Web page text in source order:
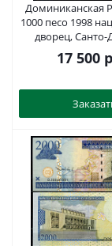
Доминиканская
1000 песо 1998
дворец,
крепость дона
(сына
451-11-
17 500